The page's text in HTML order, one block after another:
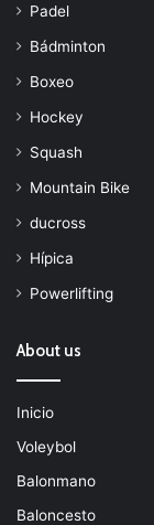
Padel
Bádminton
Boxeo
Hockey
Squash
Mountain Bike
ducross
Hípica
Powerlifting
About us
Inicio
Voleybol
Balonmano
Baloncesto